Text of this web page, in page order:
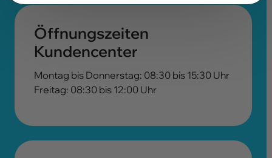
Öffnungszeiten
Kundencenter
Montag bis Donnerstag: 08:30 bis 15:30 Uhr
Freitag: 08:30 bis 12:00 Uhr